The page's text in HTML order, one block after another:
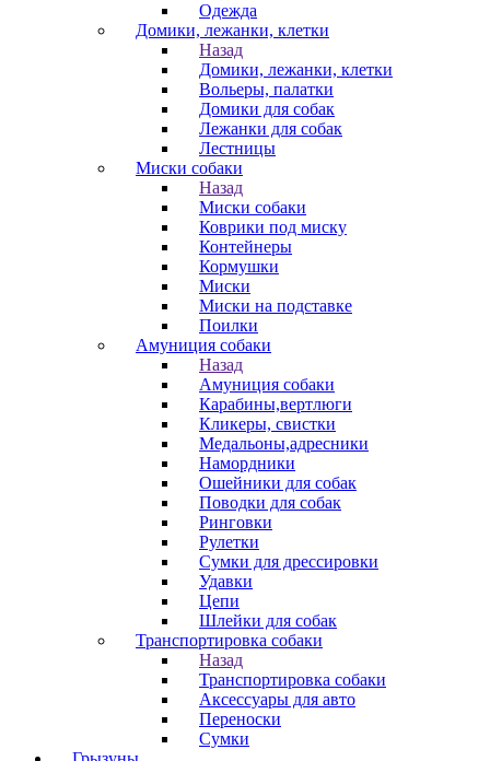
Одежда
Домики, лежанки, клетки
Назад
Домики, лежанки, клетки
Вольеры, палатки
Домики для собак
Лежанки для собак
Лестницы
Миски собаки
Назад
Миски собаки
Коврики под миску
Контейнеры
Кормушки
Миски
Миски на подставке
Поилки
Амуниция собаки
Назад
Амуниция собаки
Карабины,вертлюги
Кликеры, свистки
Медальоны,адресники
Намордники
Ошейники для собак
Поводки для собак
Ринговки
Рулетки
Сумки для дрессировки
Удавки
Цепи
Шлейки для собак
Транспортировка собаки
Назад
Транспортировка собаки
Аксессуары для авто
Переноски
Сумки